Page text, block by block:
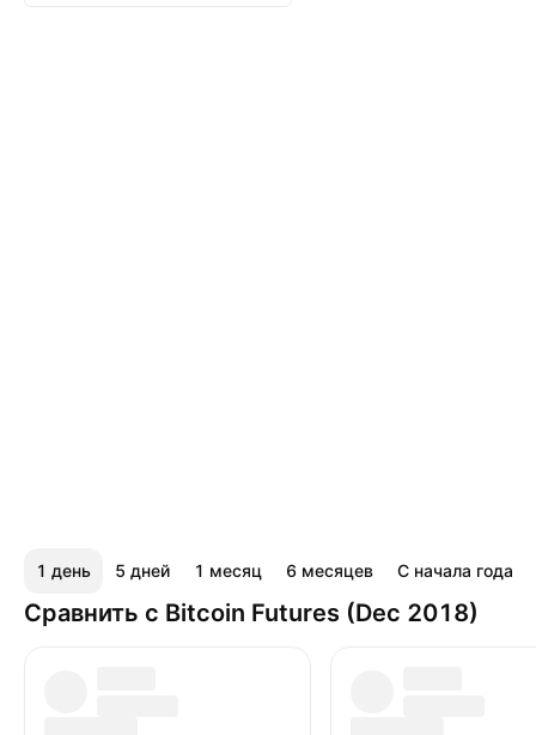
1 день 5 дней 1 месяц 6 месяцев С начала года
Сравнить с Bitcoin Futures (Dec 2018)